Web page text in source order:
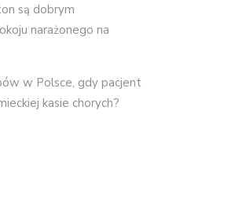
są dobrym
narażonego na
w Polsce, gdy pacjent
kasie chorych?